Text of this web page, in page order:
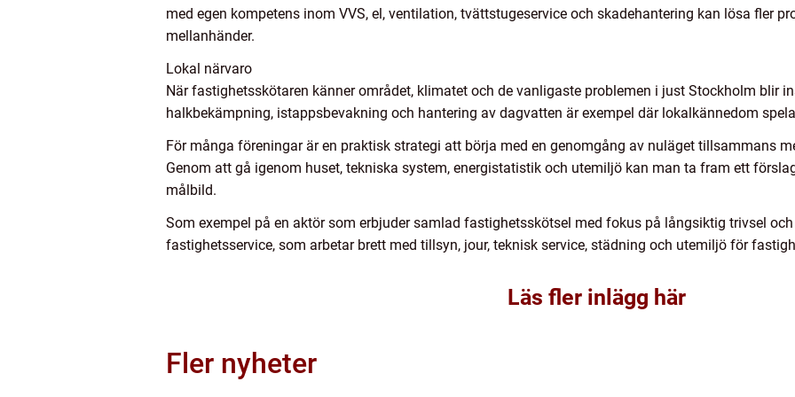
med egen kompetens inom VVS, el, ventilation, tvättstugeservice och skadehantering kan lösa fler
mellanhänder.
Lokal närvaro
När fastighetsskötaren känner området, klimatet och de vanligaste problemen i just Stockholm blir
halkbekämpning, istappsbevakning och hantering av dagvatten är exempel där lokalkännedom
För många föreningar är en praktisk strategi att börja med en genomgång av nuläget tillsammans
Genom att gå igenom huset, tekniska system, energistatistik och utemiljö kan man ta fram ett
målbild.
Som exempel på en aktör som erbjuder samlad fastighetsskötsel med fokus på långsiktig trivsel
fastighetsservice, som arbetar brett med tillsyn, jour, teknisk service, städning och utemiljö för
Läs fler inlägg här
Fler nyheter